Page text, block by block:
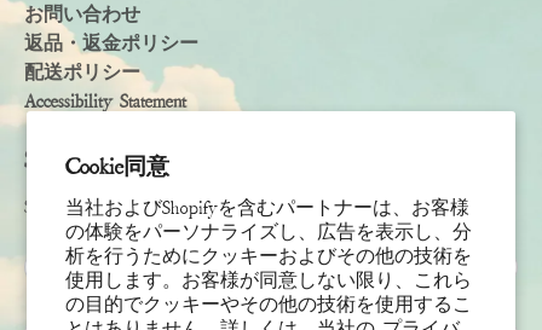
Cookie同意
当社およびShopifyを含むパートナーは、お客様
の体験をパーソナライズし、広告を表示し、分
析を行うためにクッキーおよびその他の技術を
使用します。お客様が同意しない限り、これら
の目的でクッキーやその他の技術を使用するこ
お問い合わせ
返品・返金ポリシー
配送ポリシー
Accessibility Statement
Subscribe
Sign up to receive the latest news & connect with your stylist
名